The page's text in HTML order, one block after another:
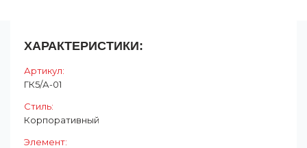
ХАРАКТЕРИСТИКИ:
Артикул:
ГК5/А-01
Стиль:
Корпоративный
Элемент: